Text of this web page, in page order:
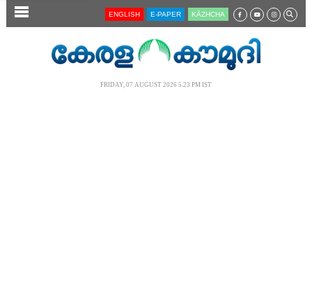
SECTIONS ENGLISH E-PAPER KĀZHCHA
FRIDAY, 07 AUGUST 2026 5.23 PM IST